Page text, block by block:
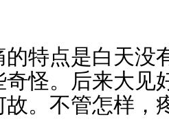
特点是白天没
奇怪。后来大见
故。不管怎样，